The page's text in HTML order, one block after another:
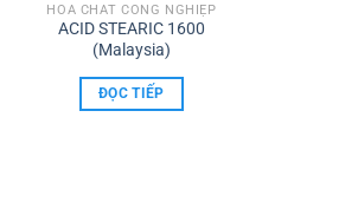
HÓA CHẤT CÔNG NGHIỆP
ACID STEARIC 1600
(Malaysia)
ĐỌC TIẾP